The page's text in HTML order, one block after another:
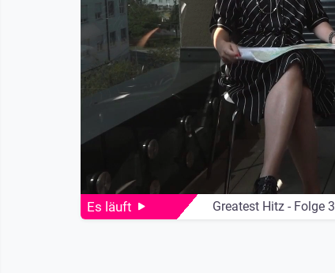
Live Streaming
Es läuft Greatest Hitz - Folge 3